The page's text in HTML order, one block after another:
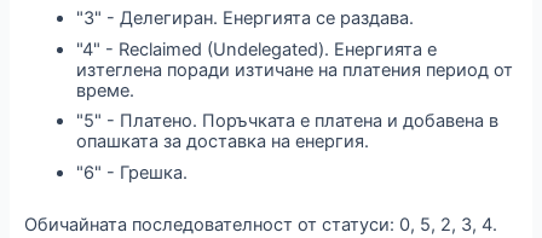
"3" - Делегиран. Енергията се раздава.
"4" - Reclaimed (Undelegated). Енергията е
изтеглена поради изтичане на платения период от
време.
"5" - Платено. Поръчката е платена и добавена в
опашката за доставка на енергия.
"6" - Грешка.
Обичайната последователност от статуси: 0, 5, 2, 3, 4.